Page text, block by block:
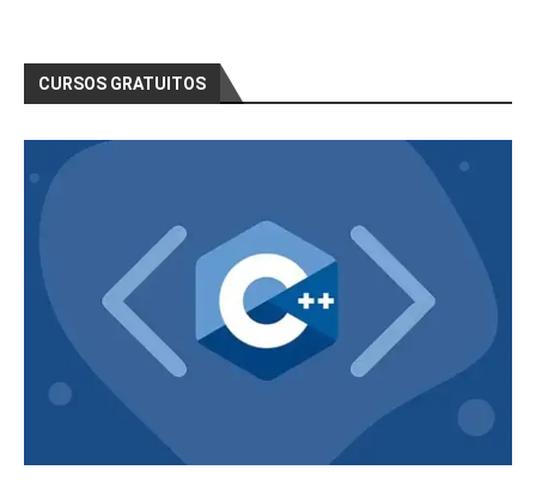
CURSOS GRATUITOS